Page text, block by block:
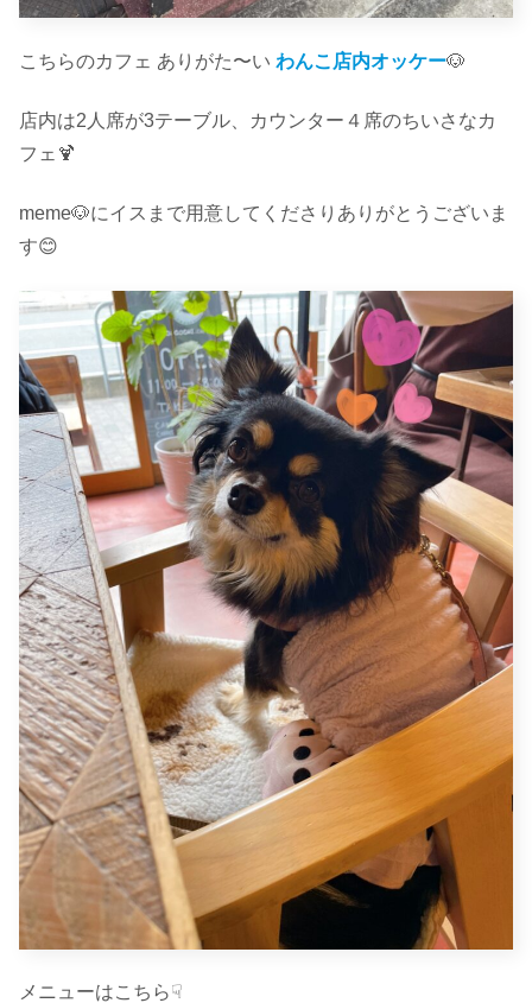
こちらのカフェ ありがた〜い わんこ店内オッケー🐶
店内は2人席が3テーブル、カウンター４席のちいさなカ
フェ🍹
meme🐶にイスまで用意してくださりありがとうございま
す😊
メニューはこちら☟